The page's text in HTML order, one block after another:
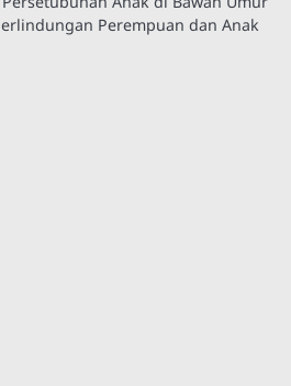
Perempuan dan Anak